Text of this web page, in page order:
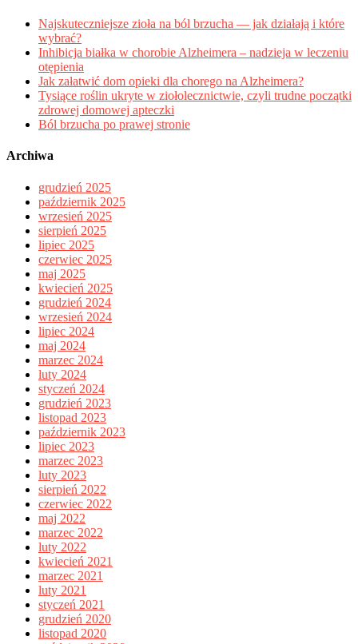
Najskuteczniejsze zioła na ból brzucha — jak działają i które
wybrać?
Inhibicja białka w chorobie Alzheimera – nadzieja w leczeniu
otępienia
Jak załatwić dom opieki dla chorego na Alzheimera?
Tysiące roślin ukryte w ziołolecznictwie, czyli trudne początki
zdrowej domowej apteczki
Ból brzucha po prawej stronie
Archiwa
grudzień 2025
październik 2025
wrzesień 2025
sierpień 2025
lipiec 2025
czerwiec 2025
maj 2025
kwiecień 2025
grudzień 2024
wrzesień 2024
lipiec 2024
maj 2024
marzec 2024
luty 2024
styczeń 2024
grudzień 2023
listopad 2023
październik 2023
lipiec 2023
marzec 2023
luty 2023
sierpień 2022
czerwiec 2022
maj 2022
marzec 2022
luty 2022
kwiecień 2021
marzec 2021
luty 2021
styczeń 2021
grudzień 2020
listopad 2020